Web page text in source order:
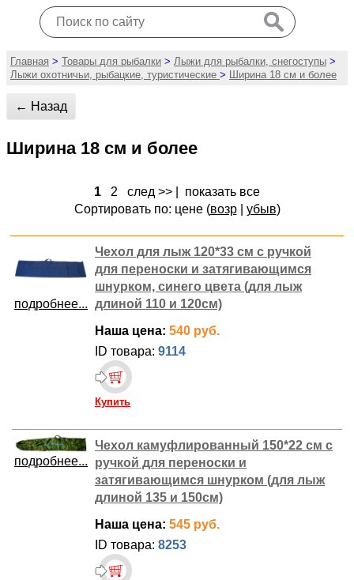
Главная > Товары для рыбалки > Лыжи для рыбалки, снегоступы >
Лыжи охотничьи, рыбацкие, туристические > Ширина 18 см и более
← Назад
Ширина 18 см и более
1 2 след >>
показать все
Сортировать по: цене (возр| убыв)
подробнее...
Чехол для лыж 120*33 см с ручкой
для переноски и затягивающимся
шнурком, синего цвета (для лыж
длиной 110 и 120см)
Наша цена: 540 руб.
ID товара: 9114
Купить
подробнее...
Чехол камуфлированный 150*22 см с
ручкой для переноски и
затягивающимся шнурком (для лыж
длиной 135 и 150см)
Наша цена: 545 руб.
ID товара: 8253